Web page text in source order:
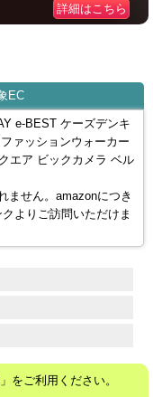
詳細はこちら
EC
e-BEST ケーズデンキ
ァッションウォーカー
エア ビックカメラ ベル
ません。amazonにつき
よりご訪問いただけま
をご利用ください。